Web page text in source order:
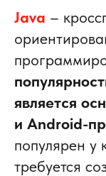
Java –
является
и Android-
популярен у
требуется